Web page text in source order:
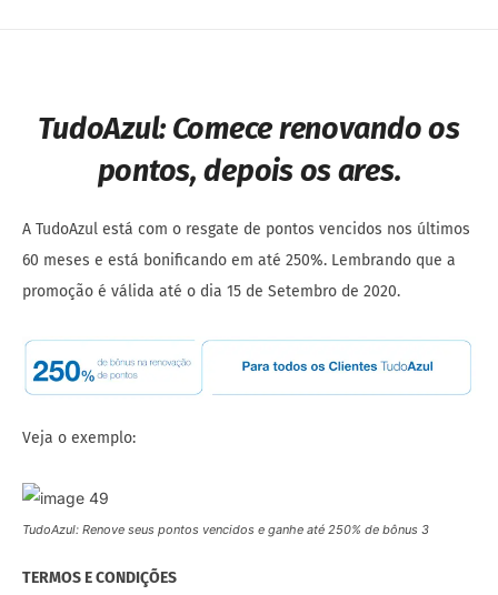
TudoAzul: Comece renovando os
pontos, depois os ares.
A TudoAzul está com o resgate de pontos vencidos nos últimos
60 meses e está bonificando em até 250%. Lembrando que a
promoção é válida até o dia 15 de Setembro de 2020.
Veja o exemplo:
TudoAzul: Renove seus pontos vencidos e ganhe até 250% de bônus 3
TERMOS E CONDIÇÕES